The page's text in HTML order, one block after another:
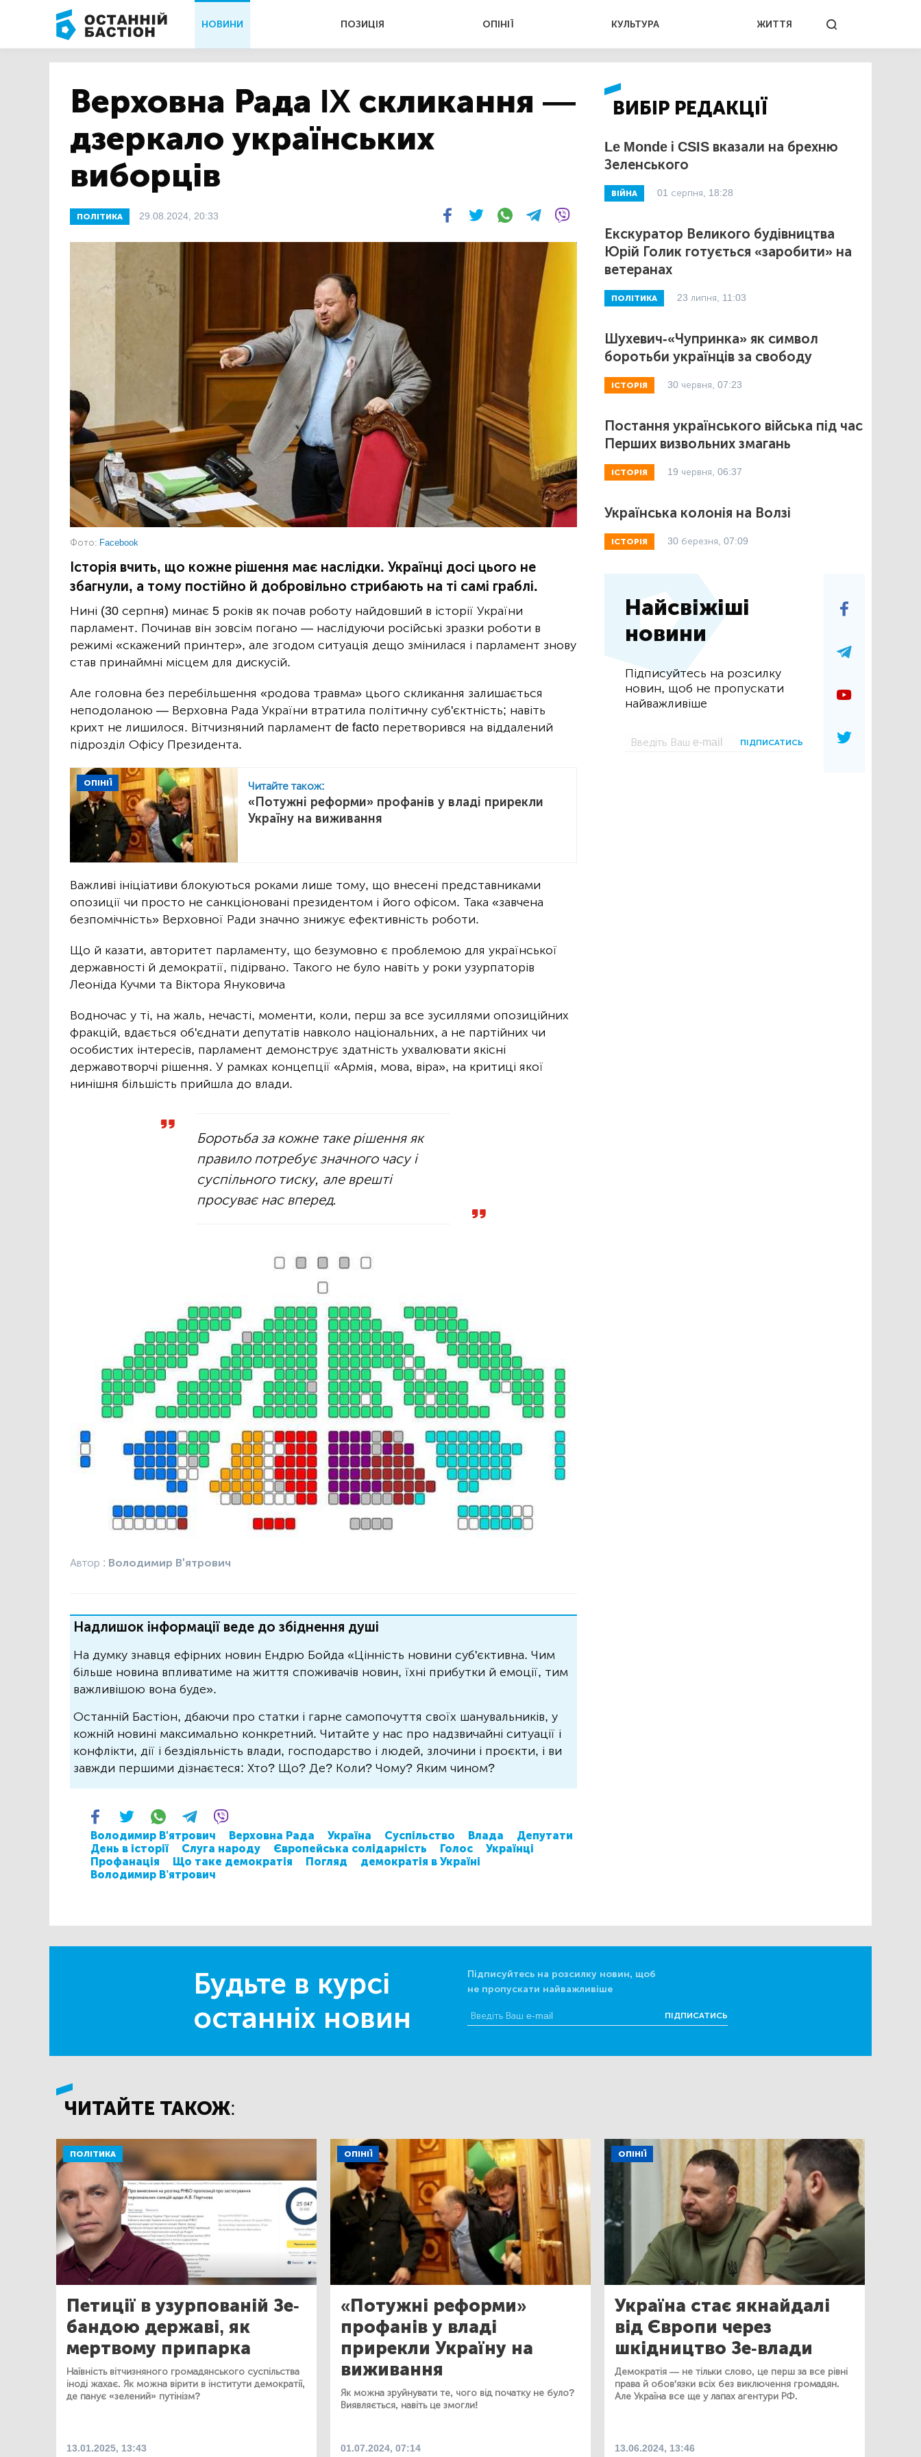
НОВИНИ ПОЗИЦІЯ ОПІНІЇ КУЛЬТУРА ЖИТТЯ
Верховна Рада IX скликання —
дзеркало українських
виборців
ПОЛІТИКА 29.08.2024, 20:33
Фото: Facebook
Історія вчить, що кожне рішення має наслідки. Українці досі цього не
збагнули, а тому постійно й добровільно стрибають на ті самі граблі.
Нині (30 серпня) минає 5 років як почав роботу найдовший в історії України
парламент. Починав він зовсім погано — наслідуючи російські зразки роботи в
режимі «скажений принтер», але згодом ситуація дещо змінилася і парламент знову
став принаймні місцем для дискусій.
Але головна без перебільшення «родова травма» цього скликання залишається
неподоланою — Верховна Рада України втратила політичну суб'єктність; навіть
крихт не лишилося. Вітчизняний парламент de facto перетворився на віддалений
підрозділ Офісу Президента.
ОПІНІЇ Читайте також:
«Потужні реформи» профанів у владі прирекли
Україну на виживання
Важливі ініціативи блокуються роками лише тому, що внесені представниками
опозиції чи просто не санкціоновані президентом і його офісом. Така «завчена
безпомічність» Верховної Ради значно знижує ефективність роботи.
Що й казати, авторитет парламенту, що безумовно є проблемою для української
державності й демократії, підірвано. Такого не було навіть у роки узурпаторів
Леоніда Кучми та Віктора Януковича
Водночас у ті, на жаль, нечасті, моменти, коли, перш за все зусиллями опозиційних
фракцій, вдається об'єднати депутатів навколо національних, а не партійних чи
особистих інтересів, парламент демонструє здатність ухвалювати якісні
державотворчі рішення. У рамках концепції «Армія, мова, віра», на критиці якої
нинішня більшість прийшла до влади.
Боротьба за кожне таке рішення як
правило потребує значного часу і
суспільного тиску, але врешті
просуває нас вперед.
Автор : Володимир В'ятрович
Надлишок інформації веде до збіднення душі
На думку знавця ефірних новин Ендрю Бойда «Цінність новини суб'єктивна. Чим
більше новина впливатиме на життя споживачів новин, їхні прибутки й емоції, тим
важливішою вона буде».
Останній Бастіон, дбаючи про статки і гарне самопочуття своїх шанувальників, у
кожній новині максимально конкретний. Читайте у нас про надзвичайні ситуації і
конфлікти, дії і бездіяльність влади, господарство і людей, злочини і проєкти, і ви
завжди першими дізнаєтеся: Хто? Що? Де? Коли? Чому? Яким чином?
Володимир В'ятрович Верховна Рада Україна Суспільство Влада
Депутати
День в історії
Слуга народу Європейська солідарність Голос
Українці
Профанація
Що таке демократія Погляд
демократія в Україні
Володимир В’ятрович
ВИБІР РЕДАКЦІЇ
Le Monde і CSIS вказали на брехню
Зеленського
ВІЙНА 01 серпня, 18:28
Екскуратор Великого будівництва
Юрій Голик готується «заробити» на
ветеранах
ПОЛІТИКА 23 липня, 11:03
Шухевич-«Чупринка» як символ
боротьби українців за свободу
ІСТОРІЯ 30 червня, 07:23
Постання українського війська під час
Перших визвольних змагань
ІСТОРІЯ 19 червня, 06:37
Українська колонія на Волзі
ІСТОРІЯ 30 березня, 07:09
Найсвіжіші
новини
Підписуйтесь на розсилку
новин, щоб не пропускати
найважливіше
ПІДПИСАТИСЬ
Будьте в курсі
останніх новин
Підписуйтесь на розсилку новин, щоб
не пропускати найважливіше
ПІДПИСАТИСЬ
ЧИТАЙТЕ ТАКОЖ:
ПОЛІТИКА
Петиції в узурпованій Зе-
бандою державі, як
мертвому припарка
Наївність вітчизняного громадянського суспільства
іноді жахає. Як можна вірити в інститути демократії,
де панує «зелений» путінізм?
13.01.2025, 13:43
ОПІНІЇ
«Потужні реформи»
профанів у владі
прирекли Україну на
виживання
Як можна зруйнувати те, чого від початку не було?
Виявляється, навіть це змогли!
01.07.2024, 07:14
ОПІНІЇ
Україна стає якнайдалі
від Європи через
шкідництво Зе-влади
Демократія — не тільки слово, це перш за все рівні
права й обов'язки всіх без виключення громадян.
Але Україна все ще у лапах агентури РФ.
13.06.2024, 13:46